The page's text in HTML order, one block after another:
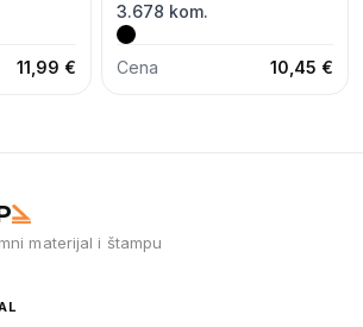
11,99 €
3.678 kom.
Cena 10,45 €
materijal i štampu